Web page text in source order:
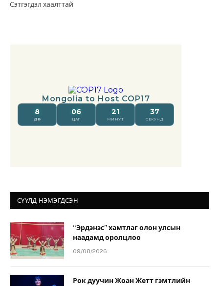
Сэтгэгдэл хаалттай
СҮҮЛД НЭМЭГДСЭН
“Эрдэнэс” хамтлаг олон улсын
наадамд оролцлоо
09/08/2026
Рок дуучин Жоан Жетт гэмтлийн